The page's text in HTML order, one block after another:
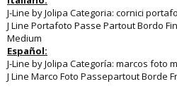
J-Line by Jolipa Categoria: cornici
J Line Portafoto Passe Partout Bordo
Medium
Español:
J-Line by Jolipa Categoría: marcos foto
J Line Marco Foto Passepartout Borde